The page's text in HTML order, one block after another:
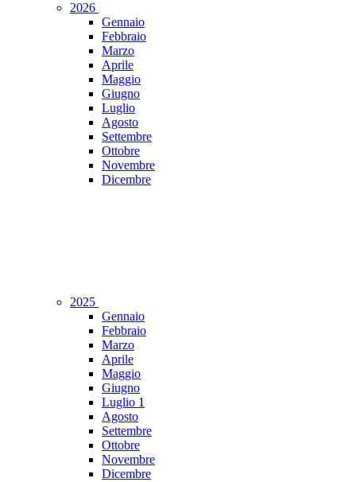
2026
Gennaio
Febbraio
Marzo
Aprile
Maggio
Giugno
Luglio
Agosto
Settembre
Ottobre
Novembre
Dicembre
2025
Gennaio
Febbraio
Marzo
Aprile
Maggio
Giugno
Luglio 1
Agosto
Settembre
Ottobre
Novembre
Dicembre